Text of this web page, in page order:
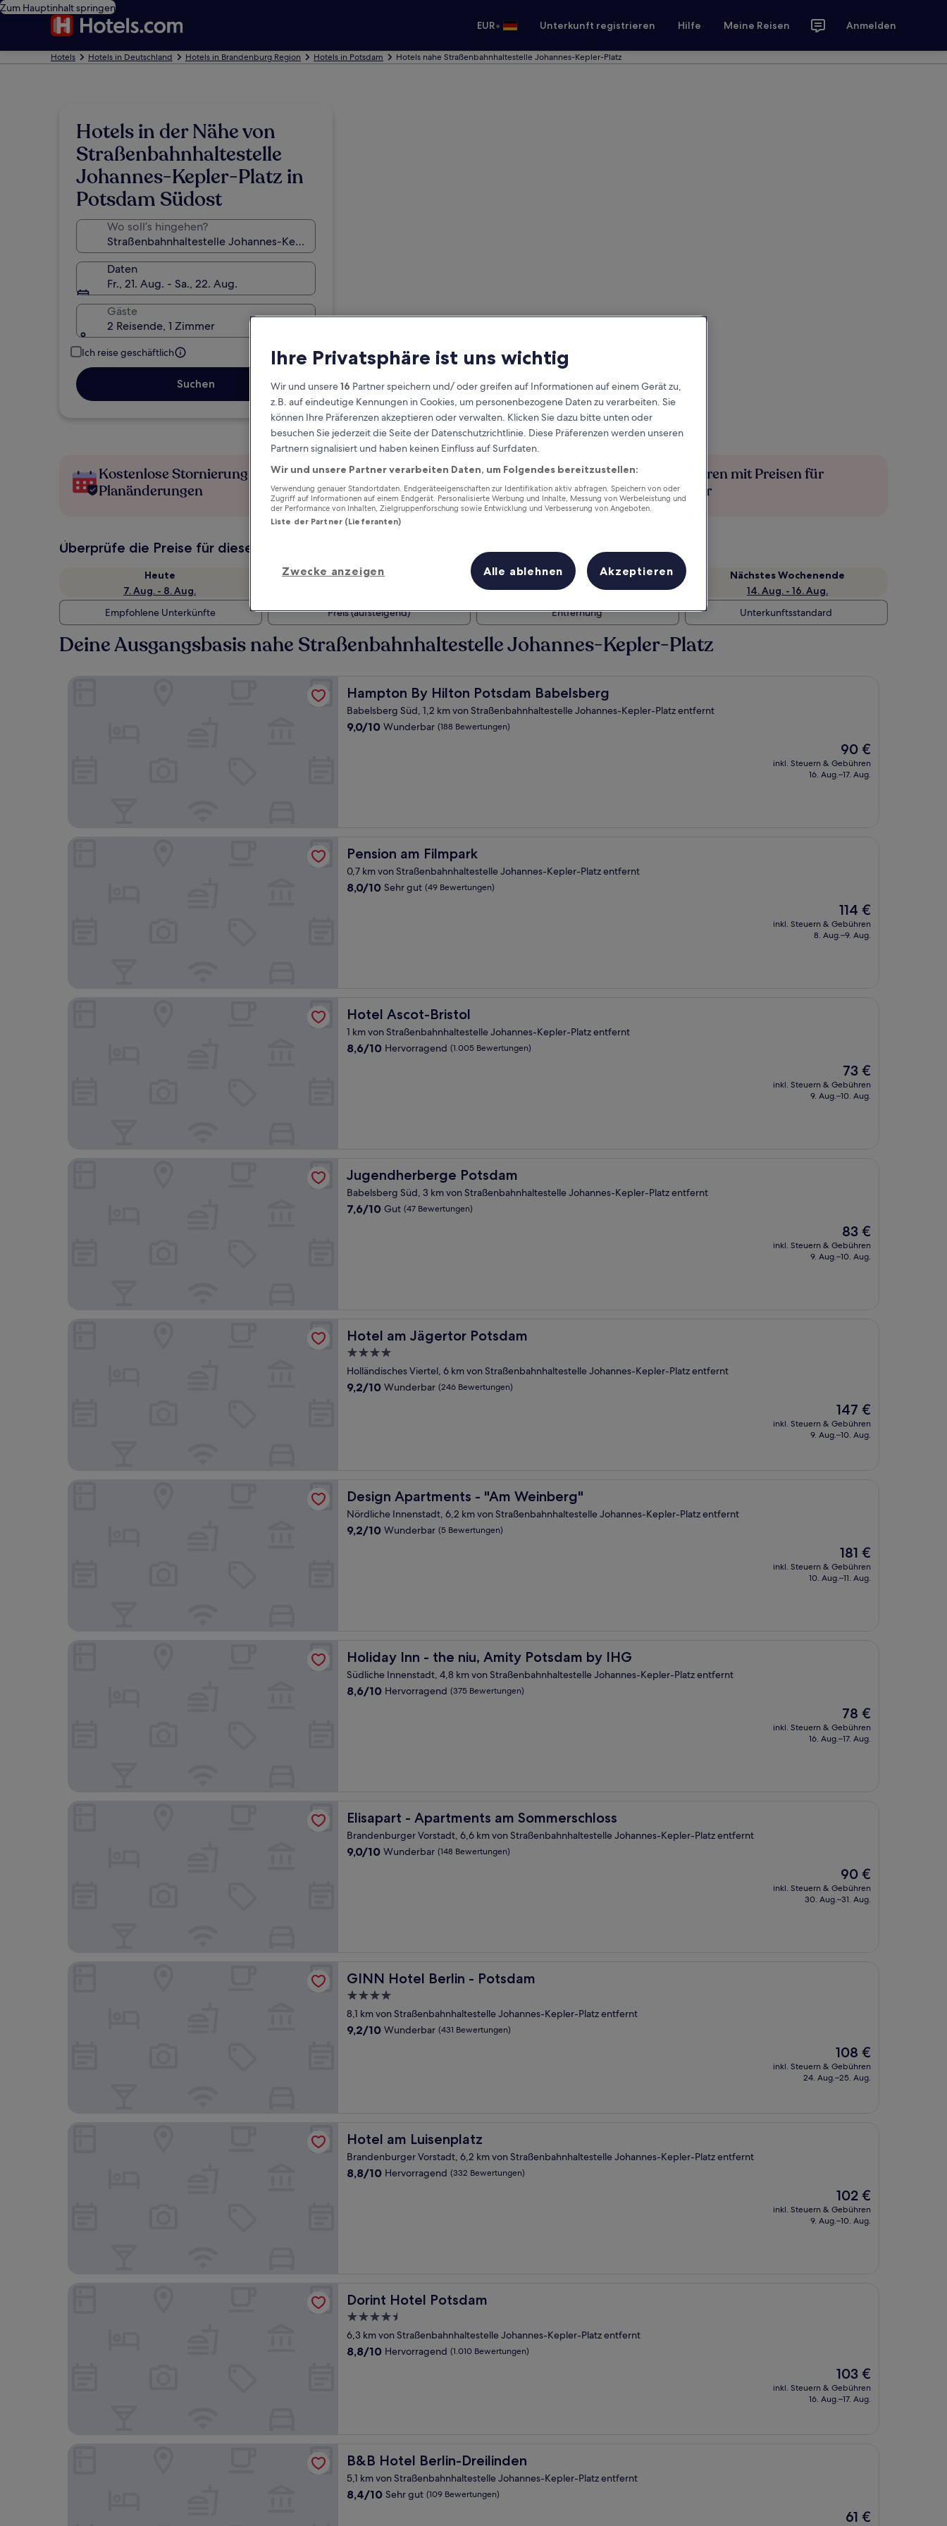
Zum Hauptinhalt springen
EUR• Unterkunft registrieren Hilfe Meine Reisen Anmelden
Hotels Hotels in Deutschland Hotels in Brandenburg Region Hotels in Potsdam Hotels nahe Straßenbahnhaltestelle Johannes-Kepler-Platz
Hotels in der Nähe von
Straßenbahnhaltestelle
Johannes-Kepler-Platz in
Potsdam Südost
Wo soll’s hingehen?
Daten
Fr., 21. Aug. - Sa., 22. Aug.
Gäste
2 Reisende, 1 Zimmer
Ich reise geschäftlich
Suchen
Kostenlose Stornierung bei
Planänderungen
Verdiene Prämien für jede
wahrgenommene Übernachtung
Mehr sparen mit Preisen für
Mitglieder
Überprüfe die Preise für diese Daten
Heute
7. Aug. - 8. Aug.
Morgen
Dieses Wochenende
7. Aug. - 9. Aug.
Nächstes Wochenende
14. Aug. - 16. Aug.
Empfohlene Unterkünfte
Preis (aufsteigend) Entfernung Unterkunftsstandard
Deine Ausgangsbasis nahe Straßenbahnhaltestelle Johannes-Kepler-Platz
Hampton By Hilton Potsdam Babelsberg
Hampton By Hilton Potsdam Babelsberg
Babelsberg Süd, 1,2 km von Straßenbahnhaltestelle Johannes-Kepler-Platz entfernt
9.0
9,0/10 Wunderbar (188 Bewertungen)
Der
Preis
beträgt
90 €
inkl. Steuern & Gebühren
16. Aug.–17. Aug.
Pension am Filmpark
Pension am Filmpark
0,7 km von Straßenbahnhaltestelle Johannes-Kepler-Platz entfernt
8.0
8,0/10 Sehr gut (49 Bewertungen)
Der
Preis
beträgt
114 €
inkl. Steuern & Gebühren
8. Aug.–9. Aug.
Hotel Ascot-Bristol
Hotel Ascot-Bristol
1 km von Straßenbahnhaltestelle Johannes-Kepler-Platz entfernt
8.6
8,6/10 Hervorragend (1.005 Bewertungen)
Der
Preis
beträgt
73 €
inkl. Steuern & Gebühren
9. Aug.–10. Aug.
Jugendherberge Potsdam
Jugendherberge Potsdam
Babelsberg Süd, 3 km von Straßenbahnhaltestelle Johannes-Kepler-Platz entfernt
7.6
7,6/10 Gut (47 Bewertungen)
Der
Preis
beträgt
83 €
inkl. Steuern & Gebühren
9. Aug.–10. Aug.
Hotel am Jägertor Potsdam
Hotel am Jägertor Potsdam
4.0-
Sterne-
Unterkunft
Holländisches Viertel, 6 km von Straßenbahnhaltestelle Johannes-Kepler-Platz entfernt
9.2
9,2/10 Wunderbar (246 Bewertungen)
Der
Preis
beträgt
147 €
inkl. Steuern & Gebühren
9. Aug.–10. Aug.
Design Apartments - "Am Weinberg"
Design Apartments - "Am Weinberg"
Nördliche Innenstadt, 6,2 km von Straßenbahnhaltestelle Johannes-Kepler-Platz entfernt
9.2
9,2/10 Wunderbar (5 Bewertungen)
Der
Preis
beträgt
181 €
inkl. Steuern & Gebühren
10. Aug.–11. Aug.
Holiday Inn - the niu, Amity Potsdam by IHG
Holiday Inn - the niu, Amity Potsdam by IHG
Südliche Innenstadt, 4,8 km von Straßenbahnhaltestelle Johannes-Kepler-Platz entfernt
8.6
8,6/10 Hervorragend (375 Bewertungen)
Der
Preis
beträgt
78 €
inkl. Steuern & Gebühren
16. Aug.–17. Aug.
Elisapart - Apartments am Sommerschloss
Elisapart - Apartments am Sommerschloss
Brandenburger Vorstadt, 6,6 km von Straßenbahnhaltestelle Johannes-Kepler-Platz entfernt
9.0
9,0/10 Wunderbar (148 Bewertungen)
Der
Preis
beträgt
90 €
inkl. Steuern & Gebühren
30. Aug.–31. Aug.
GINN Hotel Berlin - Potsdam
GINN Hotel Berlin - Potsdam
4.0-
Sterne-
Unterkunft
8,1 km von Straßenbahnhaltestelle Johannes-Kepler-Platz entfernt
9.2
9,2/10 Wunderbar (431 Bewertungen)
Der
Preis
beträgt
108 €
inkl. Steuern & Gebühren
24. Aug.–25. Aug.
Hotel am Luisenplatz
Hotel am Luisenplatz
Brandenburger Vorstadt, 6,2 km von Straßenbahnhaltestelle Johannes-Kepler-Platz entfernt
8.8
8,8/10 Hervorragend (332 Bewertungen)
Der
Preis
beträgt
102 €
inkl. Steuern & Gebühren
9. Aug.–10. Aug.
Dorint Hotel Potsdam
Dorint Hotel Potsdam
4.5-
Sterne-
Unterkunft
6,3 km von Straßenbahnhaltestelle Johannes-Kepler-Platz entfernt
8.8
8,8/10 Hervorragend (1.010 Bewertungen)
Der
Preis
beträgt
103 €
inkl. Steuern & Gebühren
16. Aug.–17. Aug.
B&B Hotel Berlin-Dreilinden
B&B Hotel Berlin-Dreilinden
5,1 km von Straßenbahnhaltestelle Johannes-Kepler-Platz entfernt
8.4
8,4/10 Sehr gut (109 Bewertungen)
Der
61 €
Ihre Privatsphäre ist uns wichtig
Wir und unsere16 Partner speichern und/ oder greifen auf Informationen auf einem Gerät zu,
z.B. auf eindeutige Kennungen in Cookies, um personenbezogene Daten zu verarbeiten. Sie
können Ihre Präferenzen akzeptieren oder verwalten. Klicken Sie dazu bitte unten oder
besuchen Sie jederzeit die Seite der Datenschutzrichtlinie. Diese Präferenzen werden unseren
Partnern signalisiert und haben keinen Einfluss auf Surfdaten.
Wir und unsere Partner verarbeiten Daten, um Folgendes bereitzustellen:
Verwendung genauer Standortdaten. Endgeräteeigenschaften zur Identifikation aktiv abfragen. Speichern von oder
Zugriff auf Informationen auf einem Endgerät. Personalisierte Werbung und Inhalte, Messung von Werbeleistung und
der Performance von Inhalten, Zielgruppenforschung sowie Entwicklung und Verbesserung von Angeboten.
Liste der Partner (Lieferanten)
Zwecke anzeigen Alle ablehnen Akzeptieren